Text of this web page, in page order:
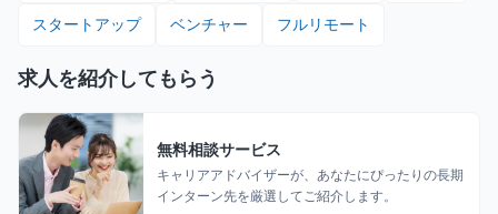
スタートアップ ベンチャー フルリモート
求人を紹介してもらう
無料相談サービス
キャリアアドバイザーが、あなたにぴったりの長期
インターン先を厳選してご紹介します。